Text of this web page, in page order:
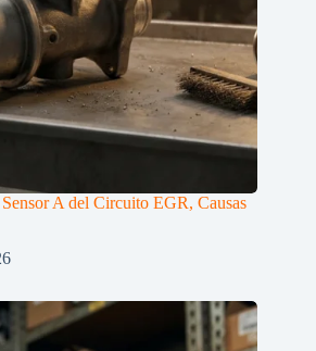
A del Circuito EGR, Causas